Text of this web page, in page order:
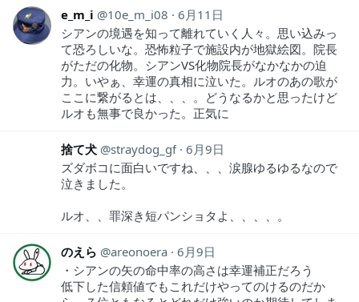
e_m_i 10e_m_i08
6月11日
シアンの境遇を知って離れていく人々。思い込みっ
て恐ろしいな。恐怖粒子で施設内が地獄絵図。院長
がただの化物。シアンVS化物院長がなかなかの迫
力。いやぁ、幸運の真相に泣いた。ルオのあの歌が
ここに繋がるとは、、、。どうなるかと思ったけど
ルオも無事で良かった。正気に
捨て犬 straydog_gf 6月9日
ズダボコに面白いですね、、、涙腺ゆるゆるなので
泣きました。
ルオ、、罪深き短パンショタよ、、、、。
のえら areonoera 6月9日
・シアンの矢の命中率の高さは幸運補正だろう
低下した信頼値でもこれだけやってのけるのだか